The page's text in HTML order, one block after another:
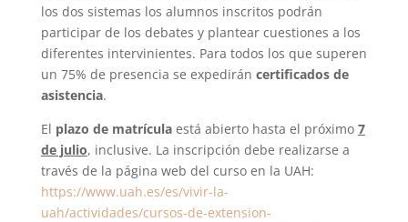
los dos sistemas los alumnos inscritos podrán
participar de los debates y plantear cuestiones a los
diferentes intervinientes. Para todos los que superen
un 75% de presencia se expedirán certificados de
asistencia.
El plazo de matrículaestá abierto hasta el próximo 7
de julio, inclusive. La inscripción debe realizarse a
través de la página web del curso en la UAH:
https://www.uah.es/es/vivir-la-
uah/actividades/cursos-de-extension-